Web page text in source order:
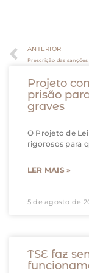
ANTERIOR
Projeto
prisão
graves
O Projeto de
rigorosos para
LER MAIS »
5 de agosto de
TSE faz